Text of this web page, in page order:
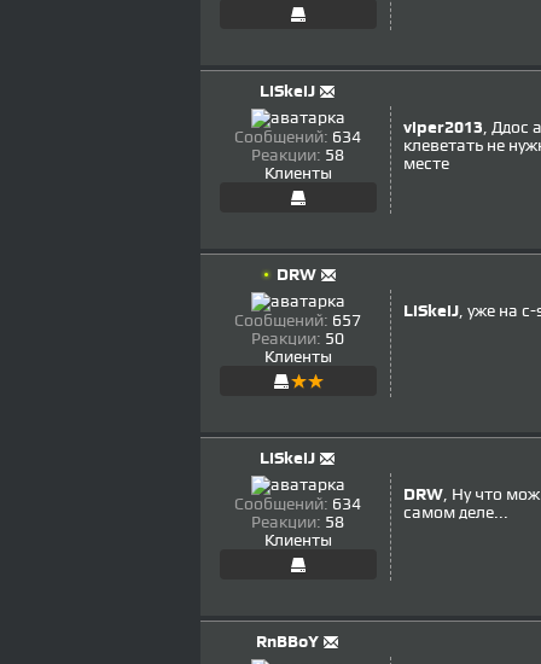
LiSkeiJ
Сообщений: 634
Реакции: 58
Клиенты
viper2013, Ддос
клеветать не
месте
DRW
Сообщений: 657
Реакции: 50
Клиенты
LiSkeiJ, уже на
LiSkeiJ
Сообщений: 634
Реакции: 58
Клиенты
DRW, Ну что
самом деле...
RnBBoY